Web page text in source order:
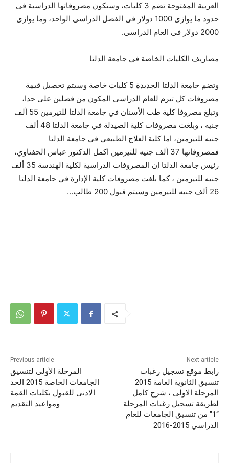
العربية المفتوحة تضم 3 كليات، وستكون مصروفاتها الدراسية فى
حدود ما يوازى 1000 دولار فى الفصل الدراسى الواحد، وما يوازى
2000 دولار فى العام الدراسى.
مصاريف الكليات الخاصة في جامعة الدلتا
وتضم جامعة الدلتا الجديدة 5 كليات خاصة وسيتم تحصيل قيمة
مصروفات كل تيرم للعام الدراسى المكون من فصلين على حدا،
وتبلغ مصروفا كلية طب الأسنان في جامعة الدلتا للتيرمين 55 ألف
جنيه ، وبلغت مصروفات كلية الصيدلة في جامعة الدلتا 48 ألف
جنيه للتيرمين، اما كلية العلاج الطبيعي في جامعة الدلتا
فمصروفاتها 37 ألف جنيه للتيرمين اكمل الدكتور عباس الحفناوي،
رئيس جامعة الدلتا إن المصروفات الدراسية لكلية الهندسة 35 ألف
جنيه للتيرمين ، كما بلغت مصروفات كلية الإدارة في جامعة الدلتا
26 ألف جنيه للتيرمين وسيتم قبول 200 طالب…
Previous article
المرحلة الأولى لتنسيق
الجامعات الخاصة 2015 الحد
الادنى للقبول بكليات القمة
ومواعيد التقديم
Next article
رابط موقع تسجيل رغبات
تنسيق الثانوية العامة 2015
المرحلة الاولى ، شرح كامل
لطريقة تسجيل رغبات المرحلة
“1″ من تنسيق الجامعات للعام
الدراسي 2015-2016